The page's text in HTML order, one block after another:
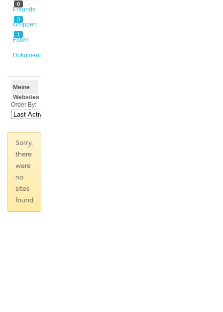
0
Freunde
3
Gruppen
1
Foren
Dokumente
Meine
Websites
Order By:
Sorry,
there
were
no
sites
found.